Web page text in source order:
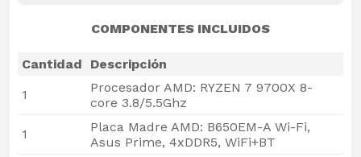
COMPONENTES INCLUIDOS
Cantidad
Descripción
1
Procesador AMD: RYZEN 7 9700X 8-
core 3.8/5.5Ghz
1
Placa Madre AMD: B650EM-A Wi-Fi,
Asus Prime, 4xDDR5, WiFi+BT